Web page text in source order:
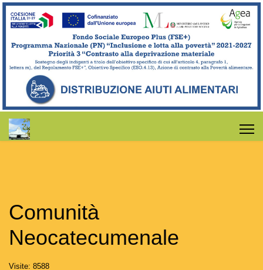
Comunità
Neocatecumenale
Visite: 8588